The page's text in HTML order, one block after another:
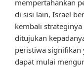
mempertahankan
di sisi lain, Israel
kembali
ditujukan
peristiwa signifikan
dapat mulai